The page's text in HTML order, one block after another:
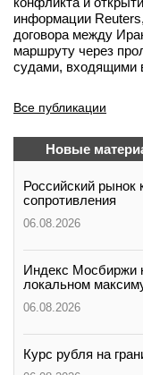
информации
договора между
маршруту через
судами, входящими
Все публикации
Новые
Российский рынок
сопротивления
06.08.2026
Индекс Мосбиржи
локальном
06.08.2026
Курс рубля на